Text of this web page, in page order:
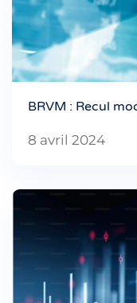
BRVM : Recul
8 avril 2024